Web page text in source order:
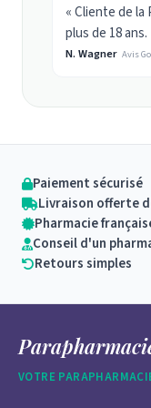
« Cliente de la
plus de 18
N. Wagner Avis
Paiement sécurisé
Livraison offerte
Pharmacie
Conseil d'un
Retours simples
VOTRE